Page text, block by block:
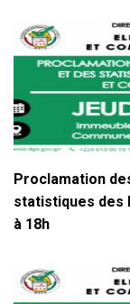
Proclamation
statistiques des
à 18h